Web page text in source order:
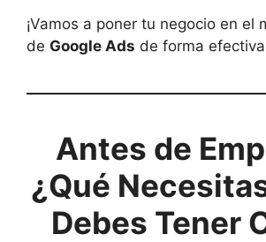
¡Vamos a poner tu negocio en el
de Google Ads de forma
Antes de
¿Qué
Debes Tener